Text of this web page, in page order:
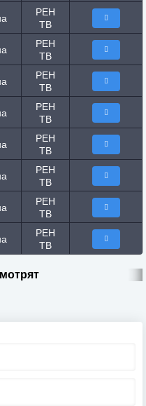
РЕН
ТВ
РЕН
ТВ
РЕН
ТВ
РЕН
ТВ
РЕН
ТВ
РЕН
ТВ
РЕН
ТВ
РЕН
ТВ